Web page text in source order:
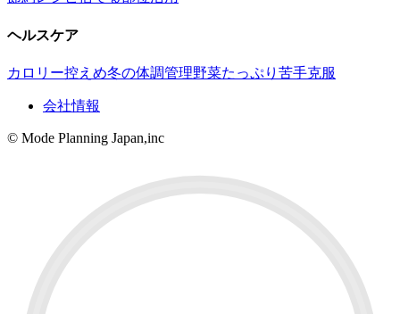
ヘルスケア
カロリー控えめ冬の体調管理野菜たっぷり 苦手克服
会社情報
© Mode Planning Japan,inc